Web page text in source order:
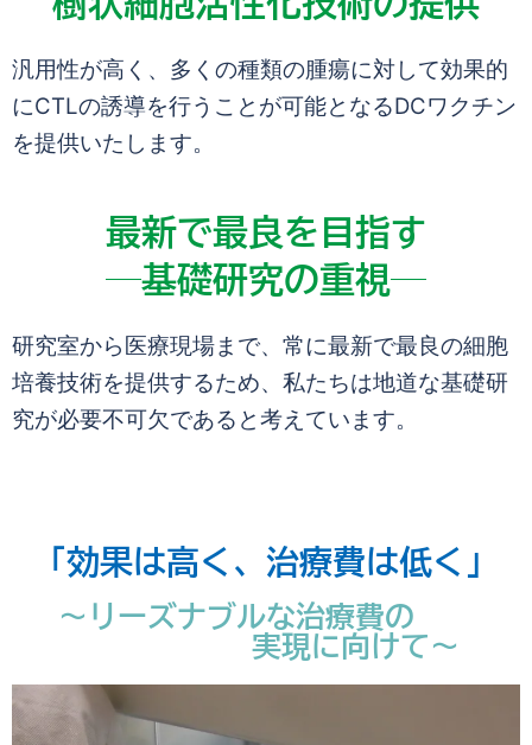
汎用性が高く、 多くの種類の腫瘍に対して効果的
にCTLの誘導を行うことが可能となるDCワクチン
を提供いたします。
最新で最良を目指す
―基礎研究の重視―
研究室から医療現場まで、常に最新で最良の細胞
培養技術を提供するため、私たちは地道な基礎研
究が必要不可欠であると考えています。
「効果は高く、治療費は低く」
～リーズナブルな治療費の
実現に向けて～